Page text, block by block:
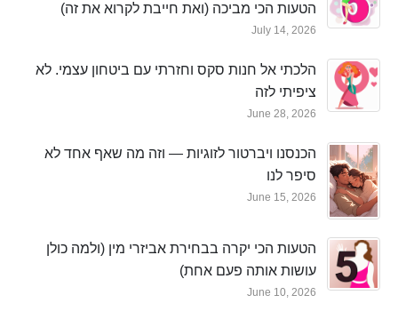
הטעות הכי מביכה (ואת חייבת לקרוא את זה)
July 14, 2026
הלכתי אל חנות סקס וחזרתי עם ביטחון עצמי. לא
ציפיתי לזה
June 28, 2026
הכנסנו ויברטור לזוגיות — וזה מה שאף אחד לא
סיפר לנו
June 15, 2026
הטעות הכי יקרה בבחירת אביזרי מין (ולמה כולן
עושות אותה פעם אחת)
June 10, 2026